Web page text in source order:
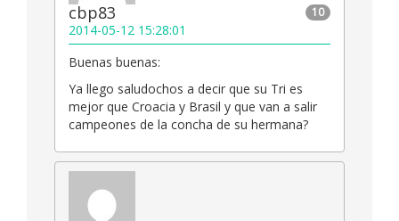
10
cbp83
2014-05-12 15:28:01
Buenas buenas:
Ya llego saludochos a decir que su Tri es
mejor que Croacia y Brasil y que van a salir
campeones de la concha de su hermana?